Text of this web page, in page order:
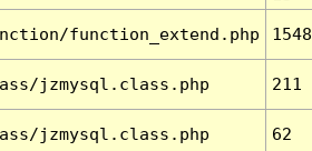
function_extend.php 1548
jzmysql.class.php 211
jzmysql.class.php 62